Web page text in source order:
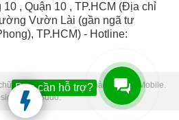
, Quận 10 , TP.HCM (Địa chỉ
Vườn Lài (gần ngã tư
TP.HCM) - Hotline:
điện thoại di động Thành Trung Mobile.
by Sudo.
Bạn cần hỗ trợ?